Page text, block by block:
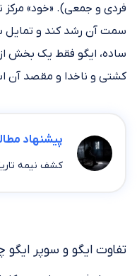
فردی و جمعی). «خود»
سمت آن رشد کند و تمایل
ساده، ایگو فقط یک بخش
کشتی و ناخدا و مقصد آن
پیشنهاد
کشف نیمه
تفاوت ایگو و سوپر